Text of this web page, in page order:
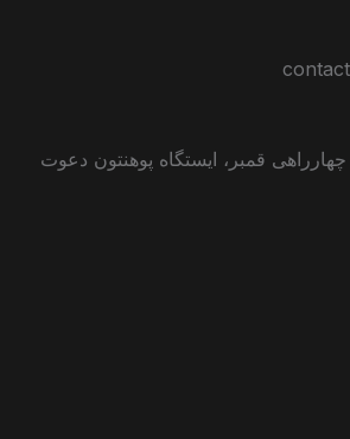
چهارراهی قمبر، ایستگاه پوهنتون دعوت